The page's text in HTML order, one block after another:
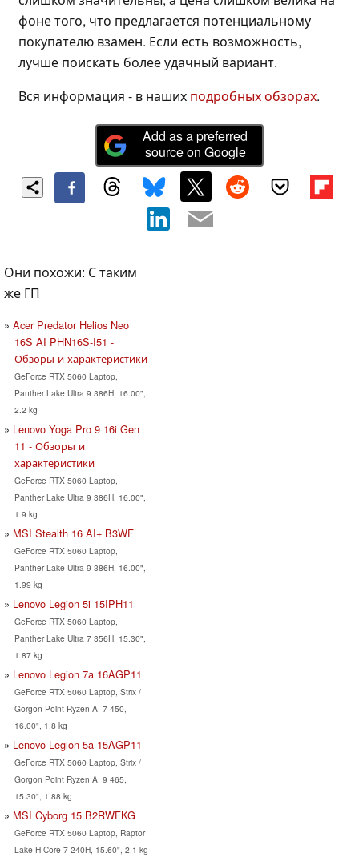
фоне того, что предлагается потенциальному
покупателю взамен. Если есть возможность,
лучше поискать более удачный вариант.
Вся информация - в наших подробных обзорах.
Add as a preferred
source on Google
Они похожи: С таким
же ГП
Acer Predator Helios Neo
16S AI PHN16S-I51 -
Обзоры и характеристики
GeForce RTX 5060 Laptop,
Panther Lake Ultra 9 386H, 16.00",
2.2 kg
Lenovo Yoga Pro 9 16i Gen
11 - Обзоры и
характеристики
GeForce RTX 5060 Laptop,
Panther Lake Ultra 9 386H, 16.00",
1.9 kg
MSI Stealth 16 AI+ B3WF
GeForce RTX 5060 Laptop,
Panther Lake Ultra 9 386H, 16.00",
1.99 kg
Lenovo Legion 5i 15IPH11
GeForce RTX 5060 Laptop,
Panther Lake Ultra 7 356H, 15.30",
1.87 kg
Lenovo Legion 7a 16AGP11
GeForce RTX 5060 Laptop, Strix /
Gorgon Point Ryzen AI 7 450,
16.00", 1.8 kg
Lenovo Legion 5a 15AGP11
GeForce RTX 5060 Laptop, Strix /
Gorgon Point Ryzen AI 9 465,
15.30", 1.88 kg
MSI Cyborg 15 B2RWFKG
GeForce RTX 5060 Laptop, Raptor
Lake-H Core 7 240H, 15.60", 2.1 kg